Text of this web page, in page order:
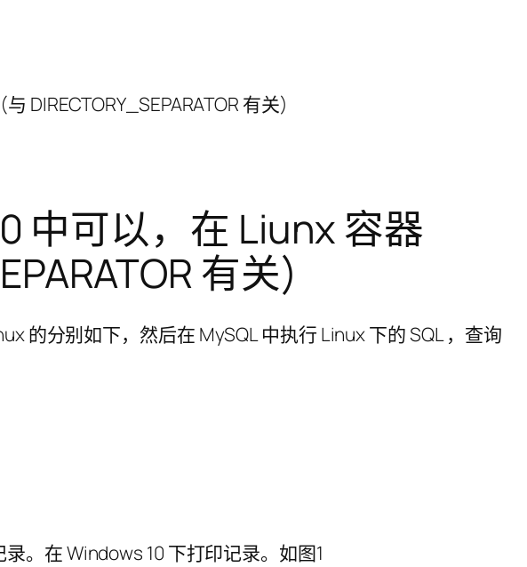
DIRECTORY_SEPARATOR 有关)
中可以，在 Liunx 容器
有关)
。在 Windows 10 下打印记录。如图1